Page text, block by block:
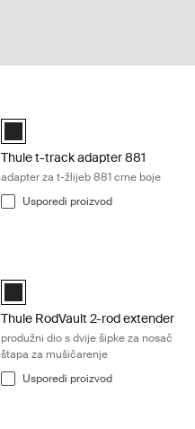
Black (selected)
Thule t-track adapter 881
adapter za t-žlijeb 881 crne boje
Usporedi proizvod
Thule RodVault 2-rod extender
Thule RodVault 2-rod extender
produžni dio s dvije šipke za nosač
štapa za mušičarenje
Usporedi proizvod